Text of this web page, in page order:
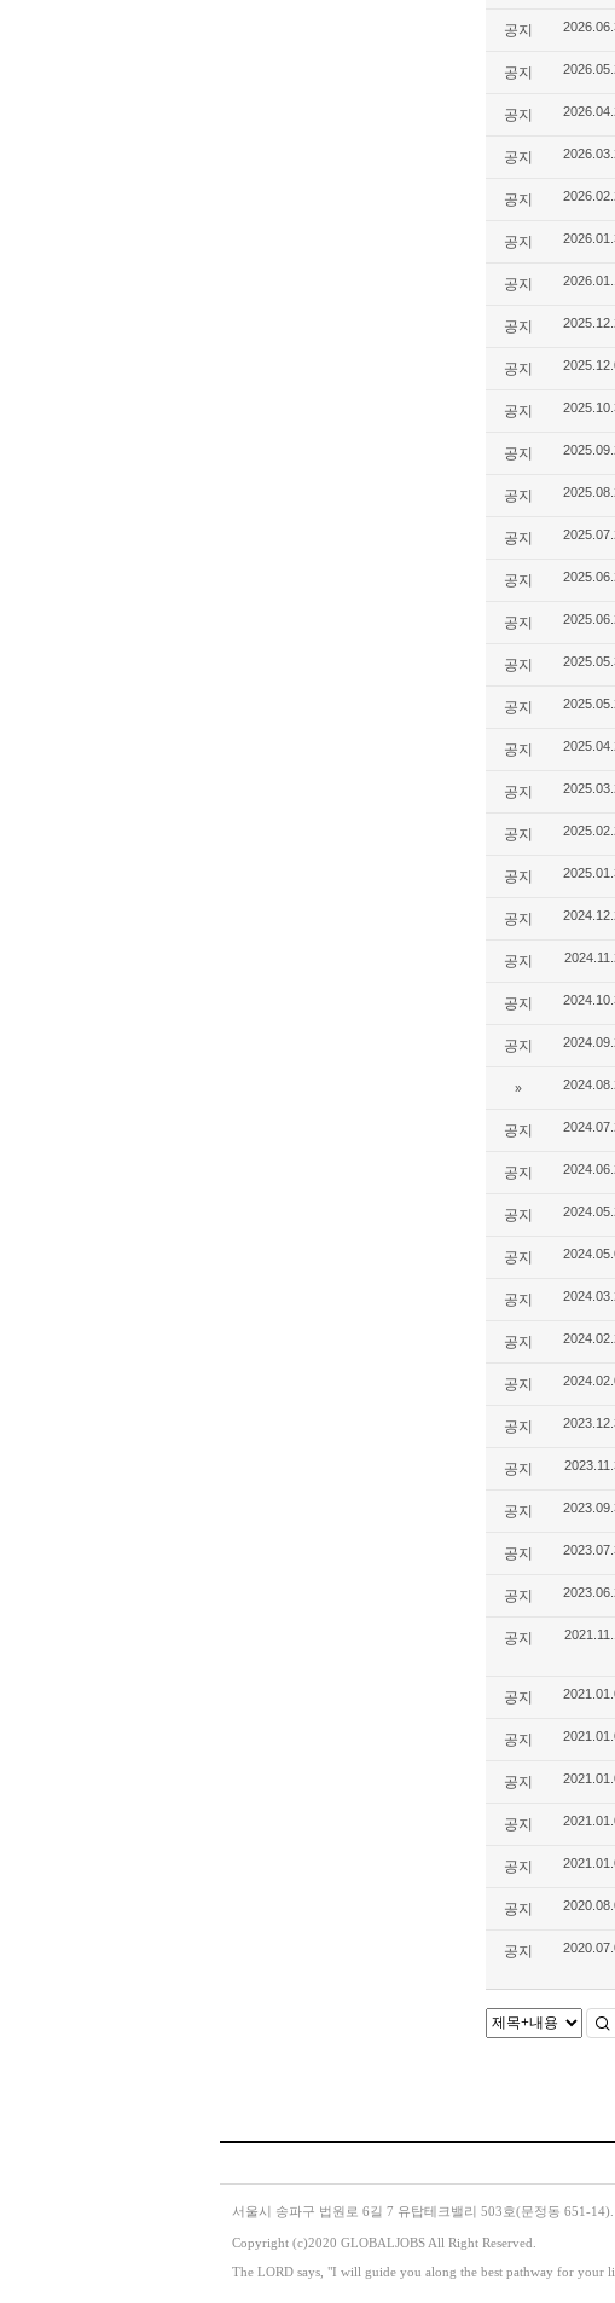
공지
공지
공지
공지
공지
공지
공지
공지
공지
공지
공지
공지
공지
공지
공지
공지
공지
공지
공지
공지
공지
공지
공지
공지
공지
»
공지
공지
공지
공지
공지
공지
공지
공지
공지
공지
공지
공지
공지
공지
공지
공지
공지
공지
공지
공지
서울시 송파구 법원로 6길 7 유탑테크밸리 503호(문정동 651-
Copyright (c)2020 GLOBALJOBS All Right Reserved.
The LORD says, "I will guide you along the best pathway for your